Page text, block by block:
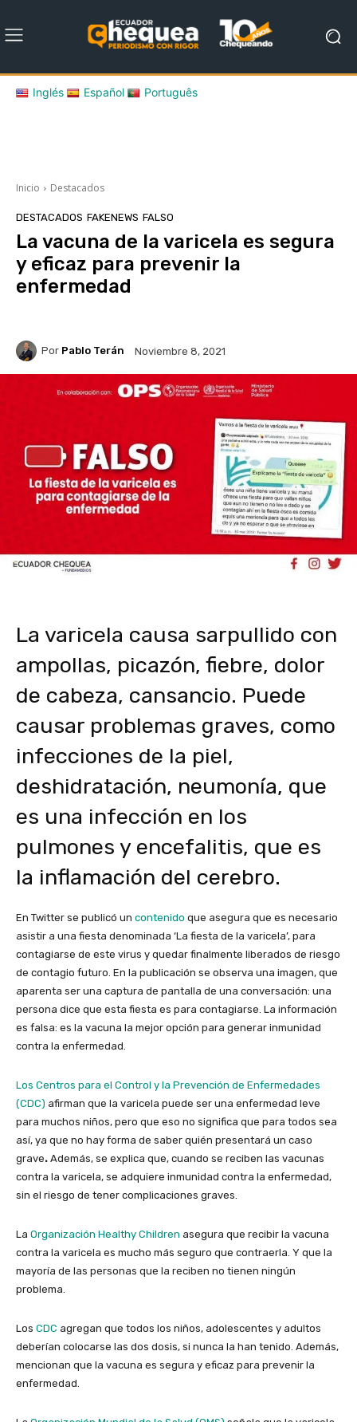
Inglés Español Português
Inicio Destacados
DESTACADOS FAKENEWS FALSO
La vacuna de la varicela es segura
y eficaz para prevenir la
enfermedad
Por Pablo Terán Noviembre 8, 2021
La varicela causa sarpullido con
ampollas, picazón, fiebre, dolor
de cabeza, cansancio. Puede
causar problemas graves, como
infecciones de la piel,
deshidratación, neumonía, que
es una infección en los
pulmones y encefalitis, que es
la inflamación del cerebro.
En Twitter se publicó un contenido que asegura que es necesario
asistir a una fiesta denominada ‘La fiesta de la varicela’, para
contagiarse de este virus y quedar finalmente liberados de riesgo
de contagio futuro. En la publicación se observa una imagen, que
aparenta ser una captura de pantalla de una conversación: una
persona dice que esta fiesta es para contagiarse. La información
es falsa: es la vacuna la mejor opción para generar inmunidad
contra la enfermedad.
Los Centros para el Control y la Prevención de Enfermedades
(CDC) afirman que la varicela puede ser una enfermedad leve
para muchos niños, pero que eso no significa que para todos sea
así, ya que no hay forma de saber quién presentará un caso
grave. Además, se explica que, cuando se reciben las vacunas
contra la varicela, se adquiere inmunidad contra la enfermedad,
sin el riesgo de tener complicaciones graves.
La Organización Healthy Children asegura que recibir la vacuna
contra la varicela es mucho más seguro que contraerla. Y que la
mayoría de las personas que la reciben no tienen ningún
problema.
Los CDC agregan que todos los niños, adolescentes y adultos
deberían colocarse las dos dosis, si nunca la han tenido . Además,
mencionan que la vacuna es segura y eficaz para prevenir la
enfermedad.